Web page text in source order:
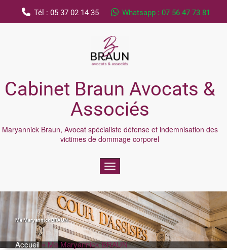
Tél : 05 37 02 14 35 Whatsapp : 07 56 47 73 81
Cabinet Braun Avocats &
Associés
Maryannick Braun, Avocat spécialiste défense et indemnisation des
victimes de dommage corporel
Toggle navigation
Me Maryannick BRAUN
Accueil»Me Maryannick BRAUN